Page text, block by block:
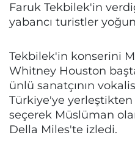
Faruk Tekbilek'in
yabancı turistler
Tekbilek'in konserini
Whitney Houston
ünlü sanatçının
Türkiye'ye
seçerek Müslüman
Della Miles'te izledi.